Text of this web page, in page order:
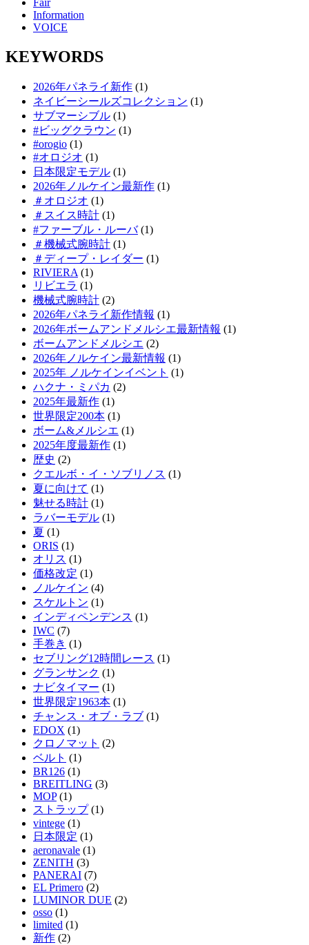
Fair
Information
VOICE
KEYWORDS
2026年パネライ新作 (1)
ネイビーシールズコレクション (1)
サブマーシブル (1)
#ビッグクラウン (1)
#orogio (1)
#オロジオ (1)
日本限定モデル (1)
2026年ノルケイン最新作 (1)
＃オロジオ (1)
＃スイス時計 (1)
#ファーブル・ルーバ(1)
＃機械式腕時計 (1)
＃ディープ・レイダー (1)
RIVIERA (1)
リビエラ (1)
機械式腕時計 (2)
2026年パネライ新作情報 (1)
2026年ボームアンドメルシエ最新情報 (1)
ボームアンドメルシエ (2)
2026年ノルケイン最新情報 (1)
2025年 ノルケインイベント (1)
ハクナ・ミパカ (2)
2025年最新作 (1)
世界限定200本 (1)
ボーム&メルシエ (1)
2025年度最新作 (1)
歴史 (2)
クエルボ・イ・ソブリノス (1)
夏に向けて (1)
魅せる時計 (1)
ラバーモデル (1)
夏 (1)
ORIS (1)
オリス (1)
価格改定 (1)
ノルケイン (4)
スケルトン (1)
インディペンデンス (1)
IWC (7)
手巻き (1)
セブリング12時間レース (1)
グランサンク (1)
ナビタイマー (1)
世界限定1963本 (1)
チャンス・オブ・ラブ (1)
EDOX (1)
クロノマット (2)
ベルト (1)
BR126 (1)
BREITLING (3)
MOP(1)
ストラップ(1)
vintege (1)
日本限定 (1)
aeronavale (1)
ZENITH (3)
PANERAI (7)
EL Primero (2)
LUMINOR DUE (2)
osso (1)
limited (1)
新作 (2)